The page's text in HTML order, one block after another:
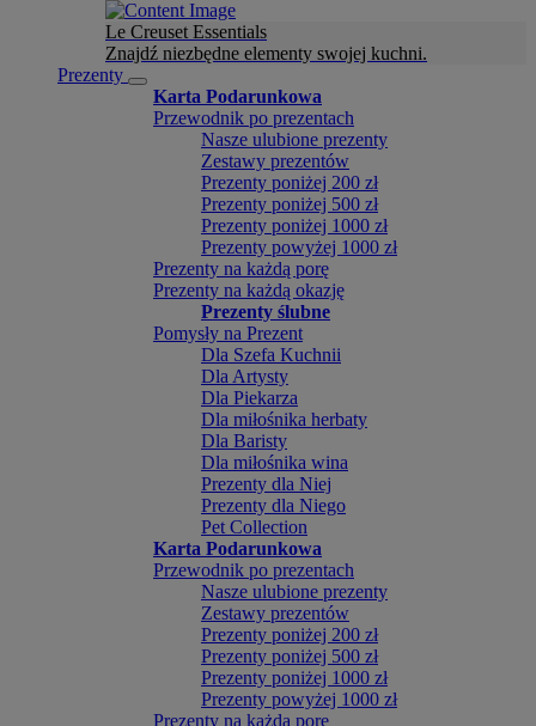
Le Creuset Essentials
Znajdź niezbędne elementy swojej kuchni.
Prezenty
Karta Podarunkowa
Przewodnik po prezentach
Nasze ulubione prezenty
Zestawy prezentów
Prezenty poniżej 200 zł
Prezenty poniżej 500 zł
Prezenty poniżej 1000 zł
Prezenty powyżej 1000 zł
Prezenty na każdą porę
Prezenty na każdą okazję
Prezenty ślubne
Pomysły na Prezent
Dla Szefa Kuchnii
Dla Artysty
Dla Piekarza
Dla miłośnika herbaty
Dla Baristy
Dla miłośnika wina
Prezenty dla Niej
Prezenty dla Niego
Pet Collection
Karta Podarunkowa
Przewodnik po prezentach
Nasze ulubione prezenty
Zestawy prezentów
Prezenty poniżej 200 zł
Prezenty poniżej 500 zł
Prezenty poniżej 1000 zł
Prezenty powyżej 1000 zł
Prezenty na każdą porę